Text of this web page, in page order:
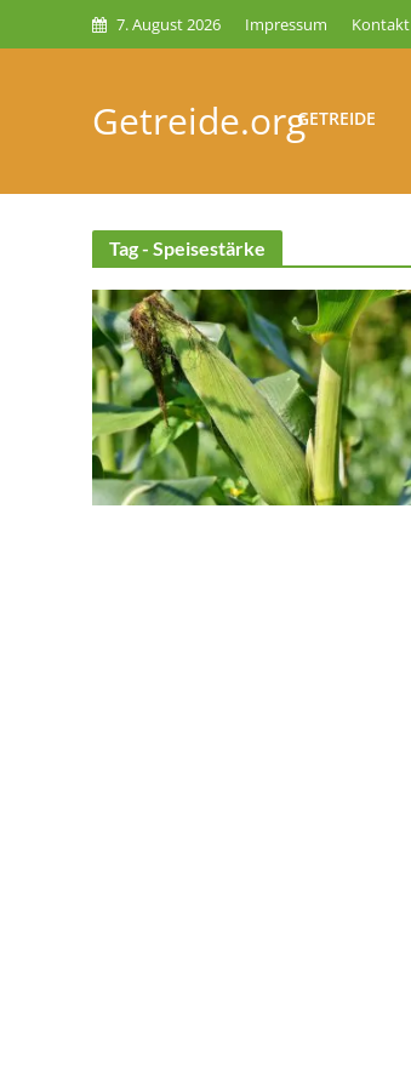
7. August 2026 Impressum Kontakt
Getreide.orgGETREIDE
Tag - Speisestärke